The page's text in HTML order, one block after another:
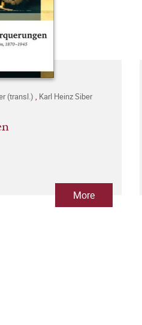
(transl.)
Karl Heinz Siber
More